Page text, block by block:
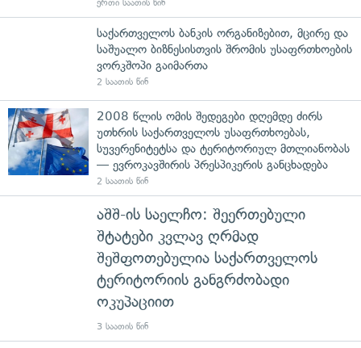
ერთი საათის წინ
საქართველოს ბანკის ორგანიზებით, მცირე და
საშუალო ბიზნესისთვის შრომის უსაფრთხოების
ვორკშოპი გაიმართა
2 საათის წინ
2008 წლის ომის შედეგები დღემდე ძირს
უთხრის საქართველოს უსაფრთხოებას,
სუვერენიტეტსა და ტერიტორიულ მთლიანობას
— ევროკავშირის პრესპიკერის განცხადება
2 საათის წინ
აშშ-ის საელჩო: შეერთებული
შტატები კვლავ ღრმად
შეშფოთებულია საქართველოს
ტერიტორიის განგრძობადი
ოკუპაციით
3 საათის წინ